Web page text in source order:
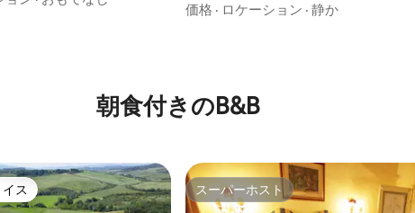
星の平均評価
ト
案内します
価格 · ロケーション · 静か
朝食付きのB&B
チョイスです。
ス スーパーホスト
スーパーホスト